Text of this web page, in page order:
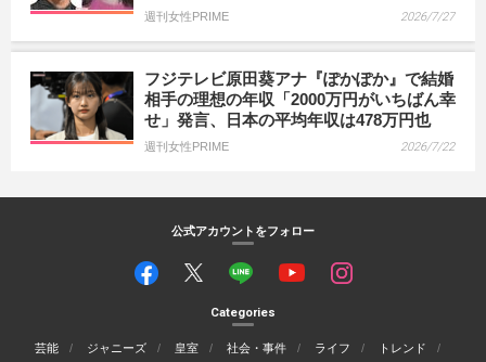
週刊女性PRIME 2026/7/27
フジテレビ原田葵アナ『ぽかぽか』で結婚
相手の理想の年収「2000万円がいちばん幸
せ」発言、日本の平均年収は478万円也
週刊女性PRIME 2026/7/22
公式アカウントをフォロー
Categories
芸能 ジャニーズ 皇室 社会・事件 ライフ
トレンド